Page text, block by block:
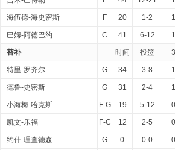
海伍德-海史密斯 F 20 1-2
巴姆-阿德巴约 C 41 6-12
替补 时间 投篮
特里-罗齐尔 G 34 3-8
德鲁-史密斯 G 31 2-4
小海梅-哈克斯 F-G 19 5-12
凯文-乐福 F-C 12 2-5
约什-理查德森 G 0 0-0